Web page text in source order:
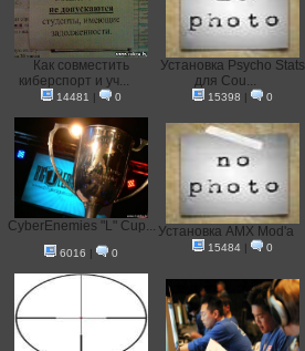
Как совместить
киберспорт и уч...
14481 | 0
Установка Psycho Stats
для Cou...
15398 | 0
CyberEnemies "L" Cup...
6016 | 0
Установка AMX Mod'a
15484 | 0